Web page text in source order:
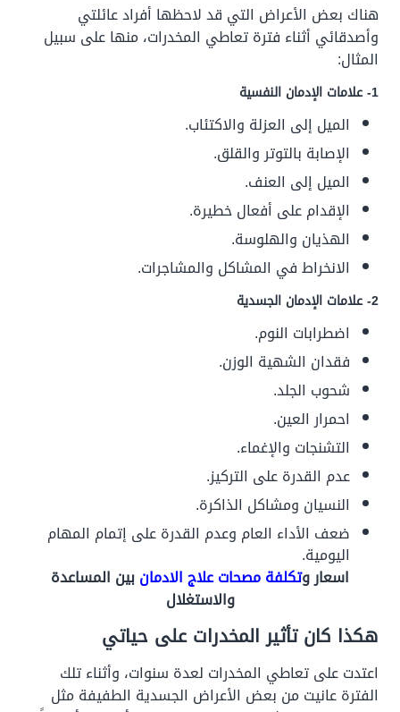
هناك بعض الأعراض التي قد لاحظها أفراد عائلتي
وأصدقائي أثناء فترة تعاطي المخدرات، منها على سبيل
المثال:
1- علامات الإدمان النفسية
الميل إلى العزلة والاكتئاب.
الإصابة بالتوتر والقلق.
الميل إلى العنف.
الإقدام على أفعال خطيرة.
الهذيان والهلوسة.
الانخراط في المشاكل والمشاجرات.
2- علامات الإدمان الجسدية
اضطرابات النوم.
فقدان الشهية الوزن.
شحوب الجلد.
احمرار العين.
التشنجات والإغماء.
عدم القدرة على التركيز.
النسيان ومشاكل الذاكرة.
ضعف الأداء العام وعدم القدرة على إتمام المهام
اليومية.
اسعار وتكلفة مصحات علاج الادمانبين المساعدة
والاستغلال
هكذا كان تأثير المخدرات على حياتي
اعتدت على تعاطي المخدرات لعدة سنوات، وأثناء تلك
الفترة عانيت من بعض الأعراض الجسدية الطفيفة مثل